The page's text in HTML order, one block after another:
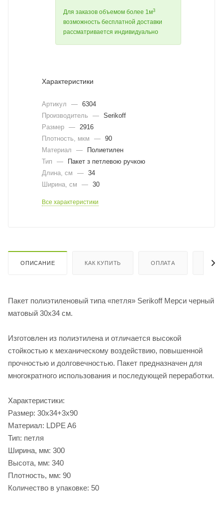
Для заказов объемом более 1м3
возможность бесплатной доставки
рассматривается индивидуально
Характеристики
Артикул — 6304
Производитель
— Serikoff
Размер —
2916
Плотность, мкм
— 90
Материал
—
Полиетилен
Тип
—
Пакет з петлевою ручкою
Длина, cм
— 34
Ширина, cм
— 30
Все характеристики
ОПИСАНИЕ КАК КУПИТЬ ОПЛАТА
Пакет полиэтиленовый типа «петля» Serikoff Мерси черный
матовый 30х34 см.
Изготовлен из полиэтилена и отличается высокой
стойкостью к механическому воздействию, повышенной
прочностью и долговечностью. Пакет предназначен для
многократного использования и последующей переработки.
Характеристики:
Размер: 30х34+3х90
Материал: LDPE A6
Тип: петля
Ширина, мм: 300
Высота, мм: 340
Плотность, мм: 90
Количество в упаковке: 50